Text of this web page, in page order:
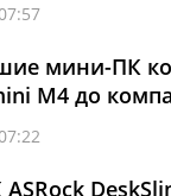
мини-ПК
M4 до